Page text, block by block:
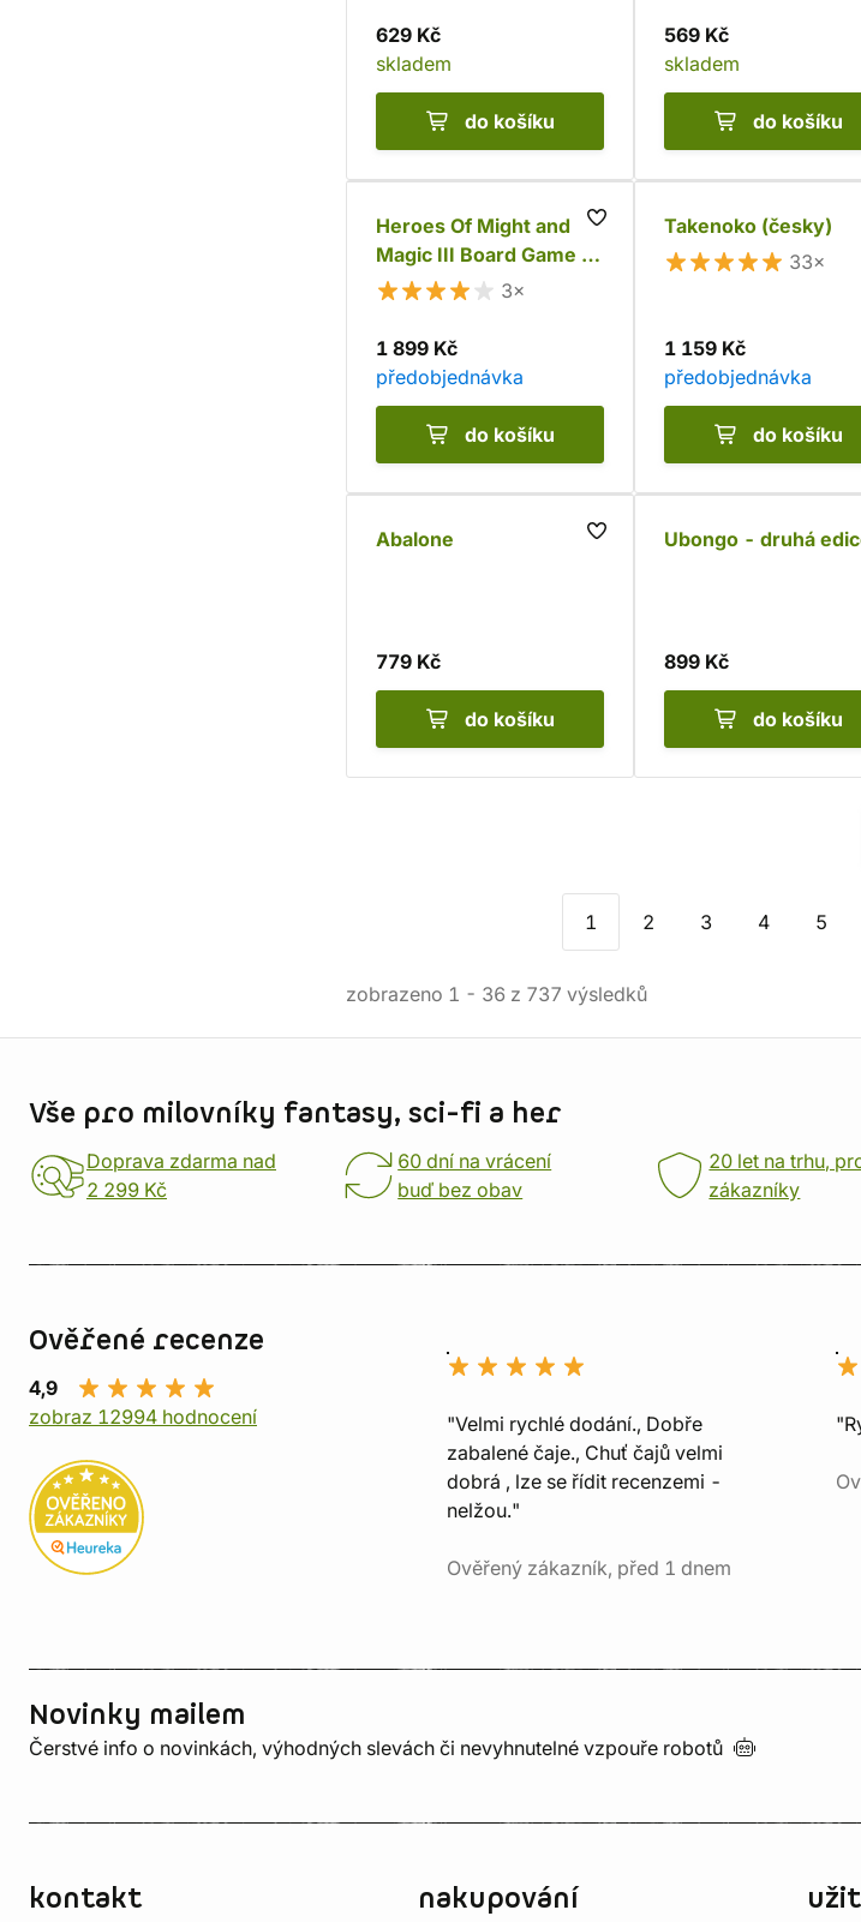
629 Kč
skladem
do košíku
569 Kč
skladem
do košíku
Heroes Of Might and
Magic III Board Game -
česky
3×
1 899 Kč
předobjednávka
do košíku
Takenoko (česky)
33×
1 159 Kč
předobjednávka
do košíku
Abalone
779 Kč
do košíku
Ubongo - druhá
899 Kč
do košíku
1 2 3 4 5
zobrazeno 1 - 36 z 737 výsledků
Vše pro milovníky fantasy, sci-fi a her
Doprava zdarma nad
2 299 Kč
60 dní na vrácení
buď bez obav
20 let na trhu,
zákazníky
Ověřené recenze
4,9
zobraz 12994 hodnocení
"Velmi rychlé dodání., Dobře
zabalené čaje., Chuť čajů velmi
dobrá , lze se řídit recenzemi -
nelžou."
Ověřený zákazník, před 1 dnem
Novinky mailem
Čerstvé info o novinkách, výhodných slevách či nevyhnutelné vzpouře robotů
kontakt nakupování